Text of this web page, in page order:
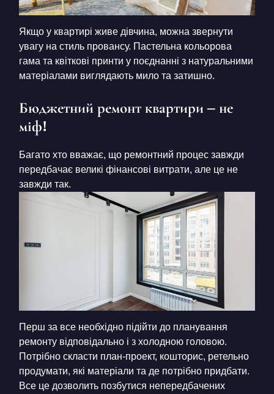
Якщо у квартирі живе дівчина, можна звернути
увагу на стиль провансу. Пастельна кольорова
гама та квіткові принти у поєднанні з натуральними
матеріалами виглядають мило та затишно.
Бюджетний ремонт квартири – не
міф!
Багато хто вважає, що ремонтний процес завжди
передбачає великі фінансові витрати, але це не
завжди так.
Перш за все необхідно підійти до планування
ремонту відповідально і з холодною головою.
Потрібно скласти план-проект, кошторис, ретельно
продумати, які матеріали та де потрібно придбати.
Все це дозволить позбутися непередбачених